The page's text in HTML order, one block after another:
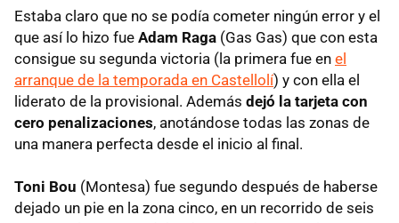
Estaba claro que no se podía cometer ningún error y el
que así lo hizo fue Adam Raga (Gas Gas) que con esta
consigue su segunda victoria (la primera fue en el
arranque de la temporada en Castellolí) y con ella el
liderato de la provisional. Además dejó la tarjeta con
cero penalizaciones, anotándose todas las zonas de
una manera perfecta desde el inicio al final.
Toni Bou (Montesa) fue segundo después de haberse
dejado un pie en la zona cinco, en un recorrido de seis